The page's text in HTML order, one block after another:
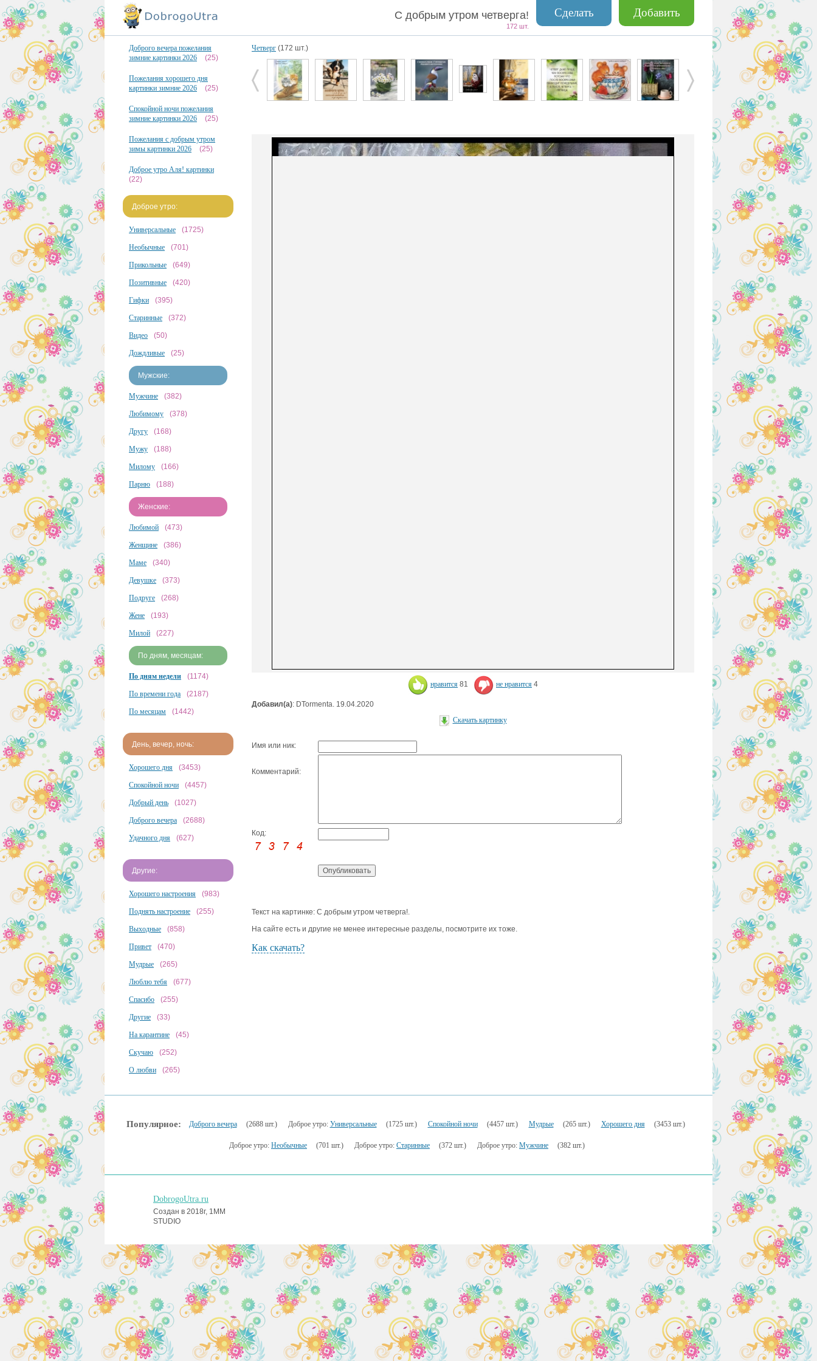
Добавить
Сделать
С добрым утром четверга!
172 шт.
Доброго вечера пожелания
зимние картинки 2026
(25)
Пожелания хорошего дня
картинки зимние 2026
(25)
Спокойной ночи пожелания
зимние картинки 2026
(25)
Пожелания с добрым утром
зимы картинки 2026
(25)
Доброе утро Аля! картинки
(22)
Доброе утро:
Универсальные (1725)
Необычные (701)
Прикольные (649)
Позитивные (420)
Гифки (395)
Старинные (372)
Видео (50)
Дождливые (25)
Мужские:
Мужчине (382)
Любимому (378)
Другу (168)
Мужу (188)
Милому (166)
Парню (188)
Женские:
Любимой (473)
Женщине (386)
Маме (340)
Девушке (373)
Подруге (268)
Жене (193)
Милой (227)
По дням, месяцам:
По дням недели (1174)
По времени года (2187)
По месяцам (1442)
День, вечер, ночь:
Хорошего дня (3453)
Спокойной ночи (4457)
Добрый день (1027)
Доброго вечера (2688)
Удачного дня (627)
Другие:
Хорошего настроения (983)
Поднять настроение (255)
Выходные (858)
Привет (470)
Мудрые (265)
Люблю тебя (677)
Спасибо (255)
Другие (33)
На карантине (45)
Скучаю (252)
О любви (265)
Четверг (172 шт.)
нравится 81 не нравится 4
Добавил(а): DTormenta. 19.04.2020
Скачать картинку
Имя или ник:
Комментарий:
Код:
Текст на картинке: С добрым утром четверга!.
На сайте есть и другие не менее интересные разделы, посмотрите их тоже.
Как скачать?
Популярное: Доброго вечера (2688 шт.) Доброе утро: Универсальные (1725 шт.) Спокойной ночи (4457 шт.) Мудрые (265 шт.) Хорошего дня (3453 шт.)
Доброе утро: Необычные (701 шт.) Доброе утро: Старинные (372 шт.) Доброе утро: Мужчине (382 шт.)
DobrogoUtra.ru
Создан в 2018г, 1MM
STUDIO